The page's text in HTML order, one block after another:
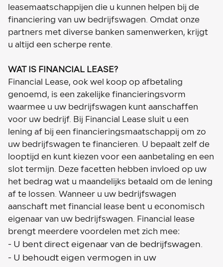
leasemaatschappijen die u kunnen helpen bij de
financiering van uw bedrijfswagen. Omdat onze
partners met diverse banken samenwerken, krijgt
u altijd een scherpe rente.
WAT IS FINANCIAL LEASE?
Financial Lease, ook wel koop op afbetaling
genoemd, is een zakelijke financieringsvorm
waarmee u uw bedrijfswagen kunt aanschaffen
voor uw bedrijf. Bij Financial Lease sluit u een
lening af bij een financieringsmaatschappij om zo
uw bedrijfswagen te financieren. U bepaalt zelf de
looptijd en kunt kiezen voor een aanbetaling en een
slot termijn. Deze facetten hebben invloed op uw
het bedrag wat u maandelijks betaald om de lening
af te lossen. Wanneer u uw bedrijfswagen
aanschaft met financial lease bent u economisch
eigenaar van uw bedrijfswagen. Financial lease
brengt meerdere voordelen met zich mee:
- U bent direct eigenaar van de bedrijfswagen.
- U behoudt eigen vermogen in uw